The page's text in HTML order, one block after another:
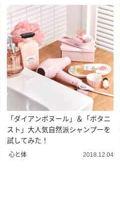
「ダイアンボヌール」＆「ボタニ
スト」大人気自然派シャンプーを
試してみた！
心と体 2018.12.04